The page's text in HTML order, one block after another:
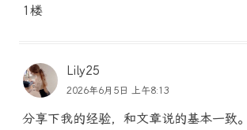
1楼
Lily25
2026年6月5日 上午8:13
分享下我的经验，和文章说的基本一致。